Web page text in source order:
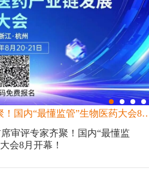
20+监管与首席审评专家齐聚！国内“最
审评专家齐聚！国内“最懂监
会8月开幕！